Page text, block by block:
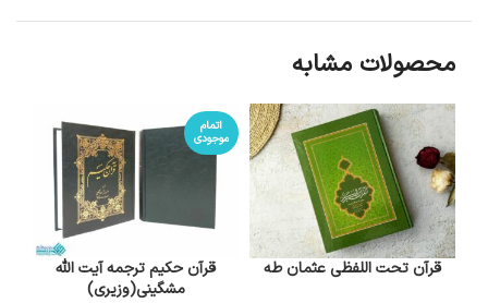
محصولات مشابه
قرآن تحت اللفظی عثمان طه
اتمام
موجودی
قرآن حکیم ترجمه آیت الله
مشگینی(وزیری)